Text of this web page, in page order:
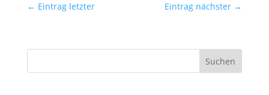
← Eintrag letzter Eintrag nächster →